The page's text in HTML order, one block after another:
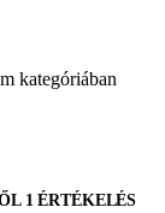
kategóriában
1 ÉRTÉKELÉS